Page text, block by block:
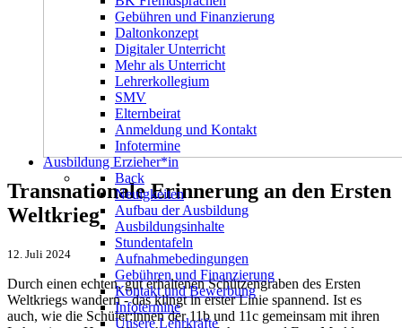
Gebühren und Finanzierung
Daltonkonzept
Digitaler Unterricht
Mehr als Unterricht
Lehrerkollegium
SMV
Elternbeirat
Anmeldung und Kontakt
Infotermine
Ausbildung Erzieher*in
Back
Neuigkeiten
Aufbau der Ausbildung
Ausbildungsinhalte
Stundentafeln
Aufnahmebedingungen
Gebühren und Finanzierung
Kontakt und Bewerbung
Infotermine
Unsere Lehrkräfte
Transnationale Erinnerung an den Ersten
Weltkrieg
12. Juli 2024
Durch einen echten, gut erhaltenen Schützengraben des Ersten
Weltkriegs wandern - das klingt in erster Linie spannend. Ist es
auch, wie die Schüler:innen der 11b und 11c gemeinsam mit ihren